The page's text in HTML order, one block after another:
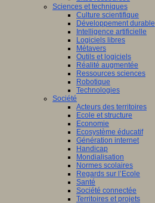
Sciences et techniques
Culture scientifique
Développement durable
Intelligence artificielle
Logiciels libres
Métavers
Outils et logiciels
Réalité augmentée
Ressources sciences
Robotique
Technologies
Société
Acteurs des territoires
Ecole et structure
Economie
Ecosystème éducatif
Génération internet
Handicap
Mondialisation
Normes scolaires
Regards sur l’Ecole
Santé
Société connectée
Territoires et projets